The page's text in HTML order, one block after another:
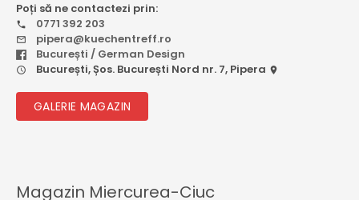
Poți să ne contactezi prin:
0771 392 203
pipera@kuechentreff.ro
București / German Design
București, Șos. București Nord nr. 7, Pipera
GALERIE MAGAZIN
Magazin Miercurea-Ciuc